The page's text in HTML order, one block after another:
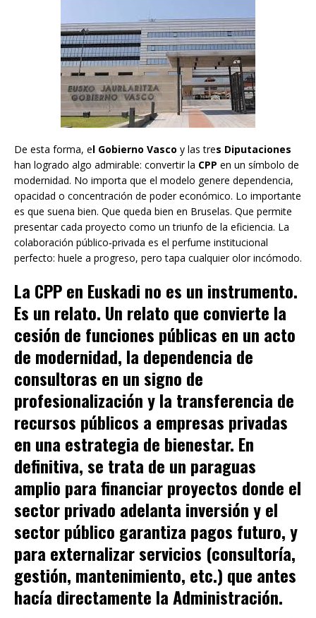
De esta forma, el Gobierno Vasco y las tres Diputaciones
han logrado algo admirable: convertir la CPP en un símbolo de
modernidad. No importa que el modelo genere dependencia,
opacidad o concentración de poder económico. Lo importante
es que suena bien. Que queda bien en Bruselas. Que permite
presentar cada proyecto como un triunfo de la eficiencia. La
colaboración público‑privada es el perfume institucional
perfecto: huele a progreso, pero tapa cualquier olor incómodo.
La CPP en Euskadi no es un instrumento.
Es un relato. Un relato que convierte la
cesión de funciones públicas en un acto
de modernidad, la dependencia de
consultoras en un signo de
profesionalización y la transferencia de
recursos públicos a empresas privadas
en una estrategia de bienestar. En
definitiva, se trata de un paraguas
amplio para financiar proyectos donde el
sector privado adelanta inversión y el
sector público garantiza pagos futuro, y
para externalizar servicios (consultoría,
gestión, mantenimiento, etc.) que antes
hacía directamente la Administración.